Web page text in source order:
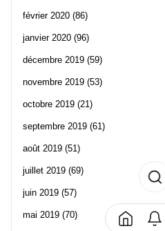
février 2020 (86)
janvier 2020 (96)
décembre 2019 (59)
novembre 2019 (53)
octobre 2019 (21)
septembre 2019 (61)
août 2019 (51)
juillet 2019 (69)
juin 2019 (57)
mai 2019 (70)